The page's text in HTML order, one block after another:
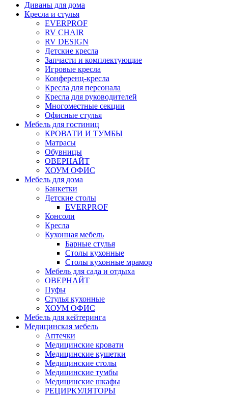
Диваны для дома
Кресла и стулья
EVERPROF
RV CHAIR
RV DESIGN
Детские кресла
Запчасти и комплектующие
Игровые кресла
Конференц-кресла
Кресла для персонала
Кресла для руководителей
Многоместные секции
Офисные стулья
Мебель для гостиниц
КРОВАТИ И ТУМБЫ
Матрасы
Обувницы
ОВЕРНАЙТ
ХОУМ ОФИС
Мебель для дома
Банкетки
Детские столы
EVERPROF
Консоли
Кресла
Кухонная мебель
Барные стулья
Столы кухонные
Столы кухонные мрамор
Мебель для сада и отдыха
ОВЕРНАЙТ
Пуфы
Стулья кухонные
ХОУМ ОФИС
Мебель для кейтеринга
Медицинская мебель
Аптечки
Медицинские кровати
Медицинские кушетки
Медицинские столы
Медицинские тумбы
Медицинские шкафы
РЕЦИРКУЛЯТОРЫ